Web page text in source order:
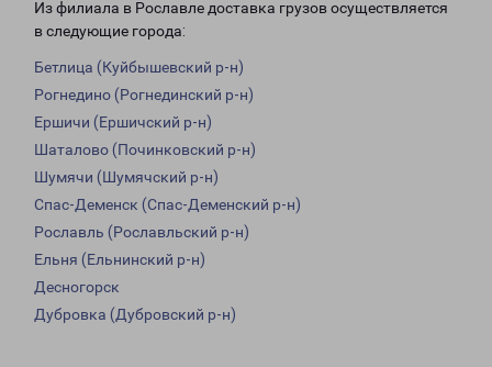
Из филиала в Рославле доставка грузов осуществляется
в следующие города:
Бетлица (Куйбышевский р-н)
Рогнедино (Рогнединский р-н)
Ершичи (Ершичский р-н)
Шаталово (Починковский р-н)
Шумячи (Шумячский р-н)
Спас-Деменск (Спас-Деменский р-н)
Рославль (Рославльский р-н)
Ельня (Ельнинский р-н)
Десногорск
Дубровка (Дубровский р-н)